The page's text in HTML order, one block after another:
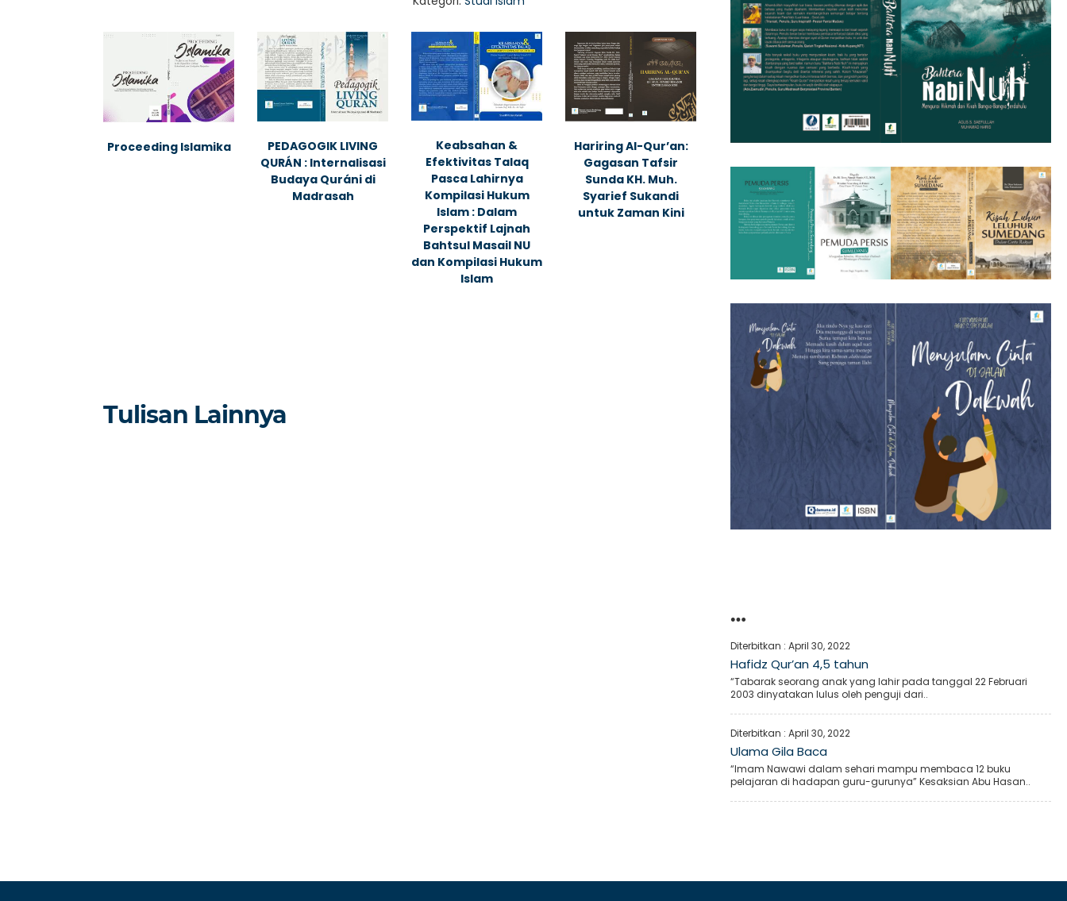
Proceeding Islamika
PEDAGOGIK LIVING
QURÁN : Internalisasi
Budaya Quráni di
Madrasah
Keabsahan &
Efektivitas Talaq
Pasca Lahirnya
Kompilasi Hukum
Islam : Dalam
Perspektif Lajnah
Bahtsul Masail NU
dan Kompilasi Hukum
Islam
Hariring Al-Qur’an:
Gagasan Tafsir
Sunda KH. Muh.
Syarief Sukandi
untuk Zaman Kini
Tulisan Lainnya
…
Diterbitkan :April 30, 2022
Hafidz Qur’an 4,5 tahun
“Tabarak seorang anak yang lahir pada tanggal 22 Februari
2003 dinyatakan lulus oleh penguji dari..
Diterbitkan :April 30, 2022
Ulama Gila Baca
“Imam Nawawi dalam sehari mampu membaca 12 buku
pelajaran di hadapan guru-gurunya” Kesaksian Abu Hasan..